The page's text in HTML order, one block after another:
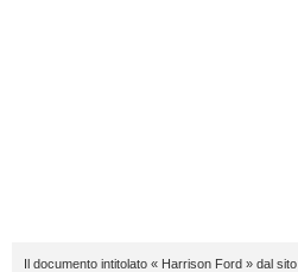
Il documento intitolato « Harrison Ford » dal sito